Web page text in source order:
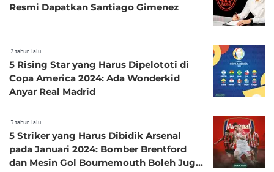
Resmi Dapatkan Santiago Gimenez
2 tahun lalu
5 Rising Star yang Harus Dipelototi di
Copa America 2024: Ada Wonderkid
Anyar Real Madrid
3 tahun lalu
5 Striker yang Harus Dibidik Arsenal
pada Januari 2024: Bomber Brentford
dan Mesin Gol Bournemouth Boleh Juga